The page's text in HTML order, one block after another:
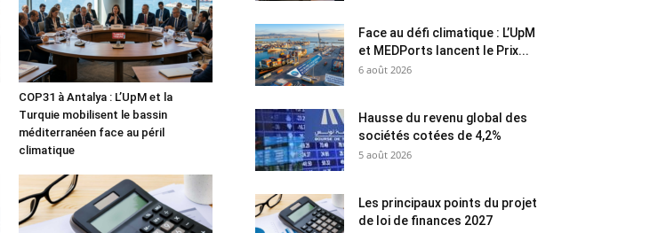
COP31 à Antalya : L’UpM et la
Turquie mobilisent le bassin
méditerranéen face au péril
climatique
Face au défi climatique : L’UpM
et MEDPorts lancent le Prix...
6 août 2026
Hausse du revenu global des
sociétés cotées de 4,2%
5 août 2026
Les principaux points du projet
de loi de finances 2027